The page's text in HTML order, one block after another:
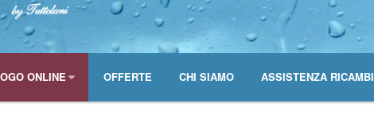
ONLINE OFFERTE CHI SIAMO ASSISTENZA RICAMBI